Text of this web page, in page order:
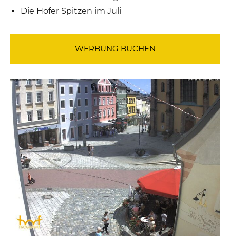
Die Hofer Spitzen im Juli
WERBUNG BUCHEN